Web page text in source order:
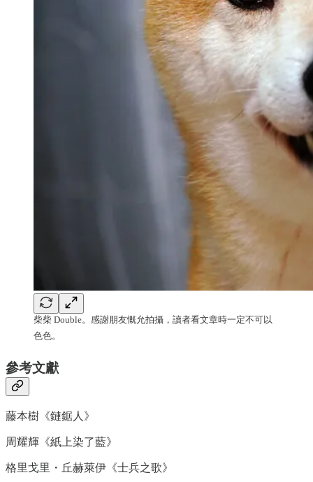
柴柴 Double。感謝朋友慨允拍攝，讀者看文章時一定不可以
色色。
參考文獻
藤本樹《鏈鋸人》
周耀輝《紙上染了藍》
格里戈里・丘赫萊伊《士兵之歌》